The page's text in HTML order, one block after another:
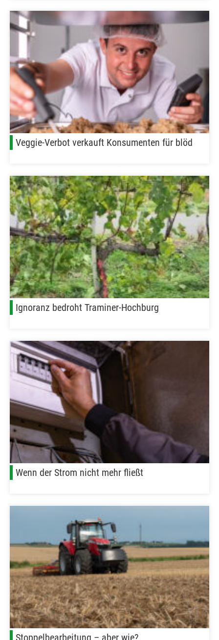
Veggie-Verbot verkauft Konsumenten für blöd
Ignoranz bedroht Traminer-Hochburg
Wenn der Strom nicht mehr fließt
Stoppelbearbeitung – aber wie?